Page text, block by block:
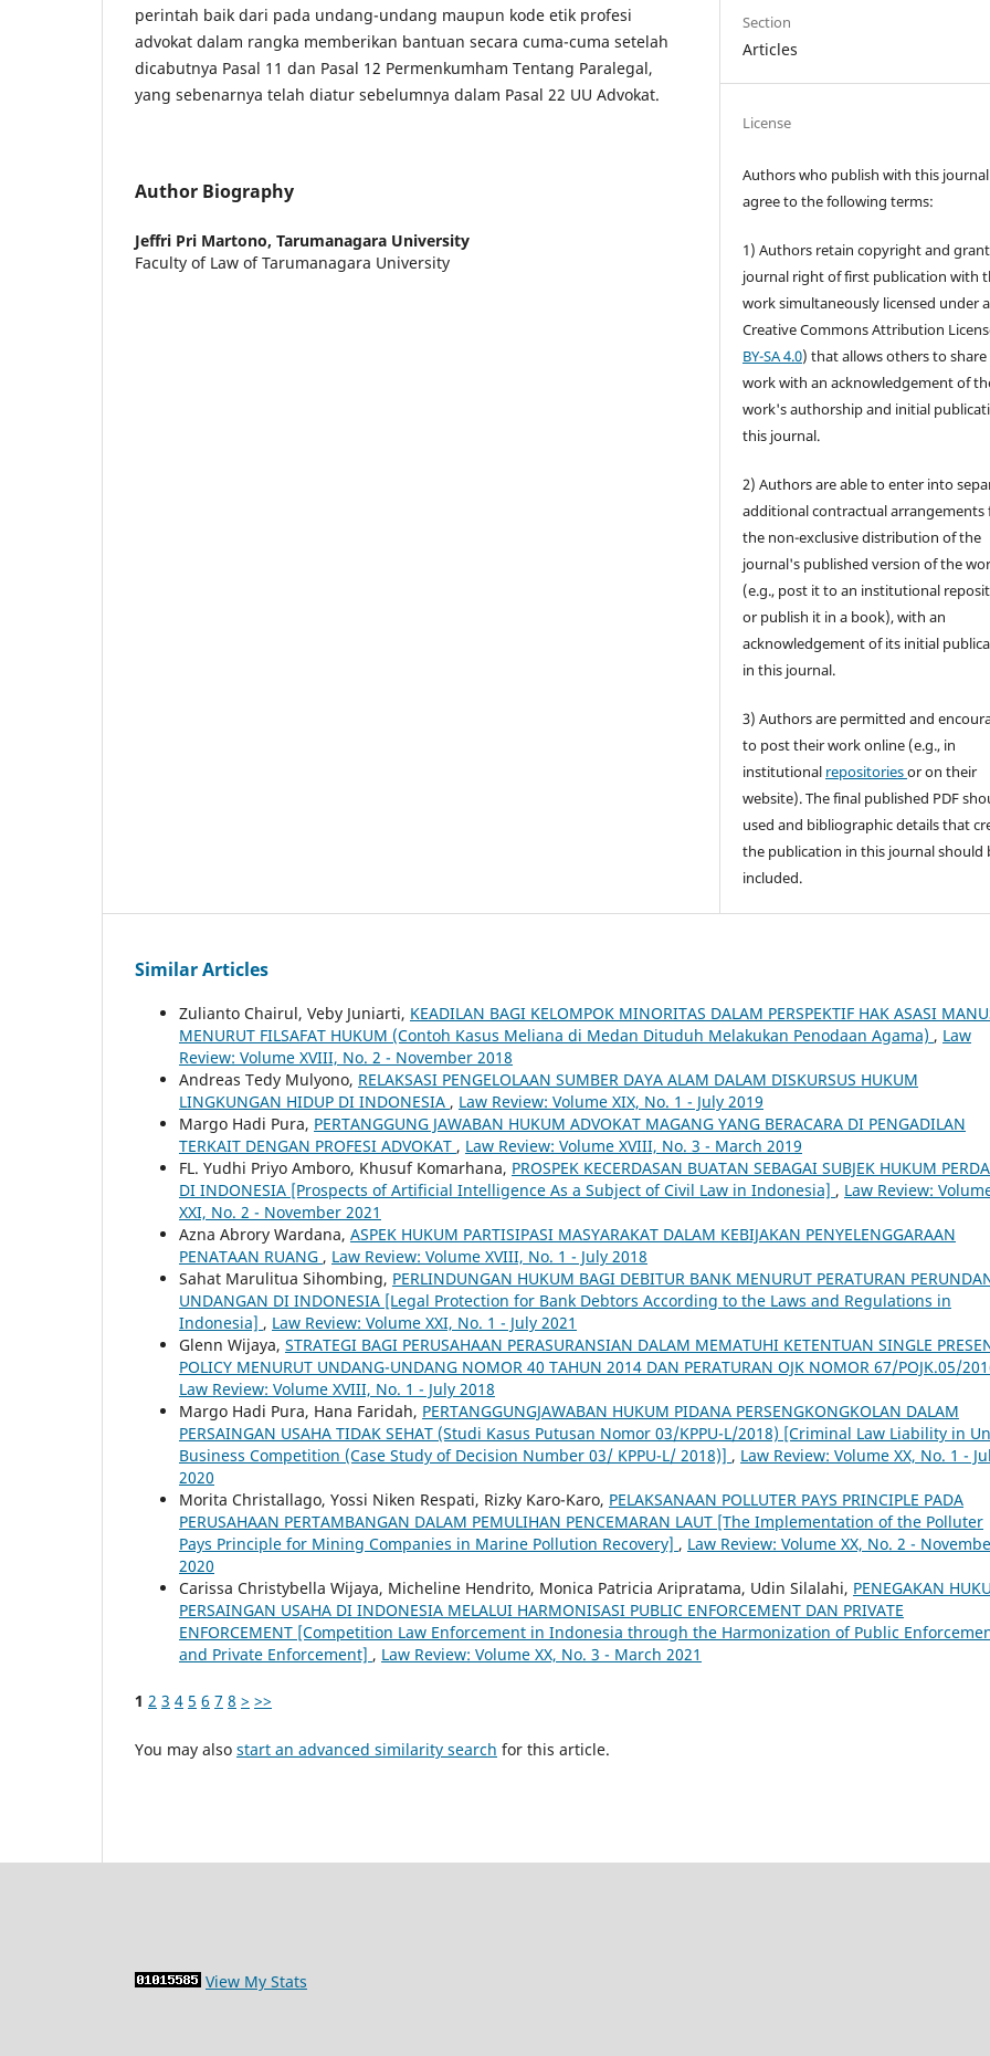
perintah baik dari pada undang-undang maupun kode etik profesi
advokat dalam rangka memberikan bantuan secara cuma-cuma setelah
dicabutnya Pasal 11 dan Pasal 12 Permenkumham Tentang Paralegal,
yang sebenarnya telah diatur sebelumnya dalam Pasal 22 UU Advokat.
Author Biography
Jeffri Pri Martono, Tarumanagara University
Faculty of Law of Tarumanagara University
Section
Articles
License
Authors who publish with this journal
agree to the following terms:
1) Authors retain copyright and
journal right of first publication with
work simultaneously licensed under a
Creative Commons Attribution
BY-SA 4.0) that allows others to
work with an acknowledgement of
work's authorship and initial
this journal.
2) Authors are able to enter into
additional contractual arrangements
the non-exclusive distribution of the
journal's published version of the
(e.g., post it to an institutional
or publish it in a book), with an
acknowledgement of its initial
in this journal.
3) Authors are permitted and
to post their work online (e.g., in
institutional repositoriesor on their
website). The final published PDF
used and bibliographic details that
the publication in this journal should
included.
Similar Articles
Zulianto Chairul, Veby Juniarti, KEADILAN BAGI KELOMPOK MINORITAS DALAM PERSPEKTIF HAK ASASI
MENURUT FILSAFAT HUKUM (Contoh Kasus Meliana di Medan Dituduh Melakukan Penodaan Agama) , Law
Review: Volume XVIII, No. 2 - November 2018
Andreas Tedy Mulyono, RELAKSASI PENGELOLAAN SUMBER DAYA ALAM DALAM DISKURSUS HUKUM
LINGKUNGAN HIDUP DI INDONESIA , Law Review: Volume XIX, No. 1 - July 2019
Margo Hadi Pura, PERTANGGUNG JAWABAN HUKUM ADVOKAT MAGANG YANG BERACARA DI PENGADILAN
TERKAIT DENGAN PROFESI ADVOKAT , Law Review: Volume XVIII, No. 3 - March 2019
FL. Yudhi Priyo Amboro, Khusuf Komarhana, PROSPEK KECERDASAN BUATAN SEBAGAI SUBJEK HUKUM
DI INDONESIA [Prospects of Artificial Intelligence As a Subject of Civil Law in Indonesia] , Law Review:
XXI, No. 2 - November 2021
Azna Abrory Wardana, ASPEK HUKUM PARTISIPASI MASYARAKAT DALAM KEBIJAKAN PENYELENGGARAAN
PENATAAN RUANG , Law Review: Volume XVIII, No. 1 - July 2018
Sahat Marulitua Sihombing, PERLINDUNGAN HUKUM BAGI DEBITUR BANK MENURUT PERATURAN
UNDANGAN DI INDONESIA [Legal Protection for Bank Debtors According to the Laws and Regulations in
Indonesia] , Law Review: Volume XXI, No. 1 - July 2021
Glenn Wijaya, STRATEGI BAGI PERUSAHAAN PERASURANSIAN DALAM MEMATUHI KETENTUAN SINGLE
POLICY MENURUT UNDANG-UNDANG NOMOR 40 TAHUN 2014 DAN PERATURAN OJK NOMOR 67/POJK.05/
Law Review: Volume XVIII, No. 1 - July 2018
Margo Hadi Pura, Hana Faridah, PERTANGGUNGJAWABAN HUKUM PIDANA PERSENGKONGKOLAN DALAM
PERSAINGAN USAHA TIDAK SEHAT (Studi Kasus Putusan Nomor 03/KPPU-L/2018) [Criminal Law Liability in
Business Competition (Case Study of Decision Number 03/ KPPU-L/ 2018)] , Law Review: Volume XX, No. 1 -
2020
Morita Christallago, Yossi Niken Respati, Rizky Karo-Karo, PELAKSANAAN POLLUTER PAYS PRINCIPLE PADA
PERUSAHAAN PERTAMBANGAN DALAM PEMULIHAN PENCEMARAN LAUT [The Implementation of the Polluter
Pays Principle for Mining Companies in Marine Pollution Recovery] , Law Review: Volume XX, No. 2 -
2020
Carissa Christybella Wijaya, Micheline Hendrito, Monica Patricia Aripratama, Udin Silalahi, PENEGAKAN
PERSAINGAN USAHA DI INDONESIA MELALUI HARMONISASI PUBLIC ENFORCEMENT DAN PRIVATE
ENFORCEMENT [Competition Law Enforcement in Indonesia through the Harmonization of Public
and Private Enforcement] , Law Review: Volume XX, No. 3 - March 2021
1 2 3 4 5 6 7 8 > >>
You may also start an advanced similarity search for this article.
View My Stats